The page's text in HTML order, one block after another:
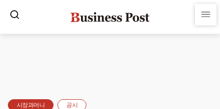
시장과머니 공시